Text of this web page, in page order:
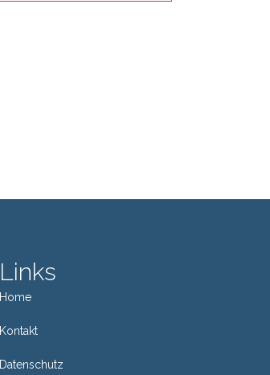
Links
Home
Kontakt
Datenschutz